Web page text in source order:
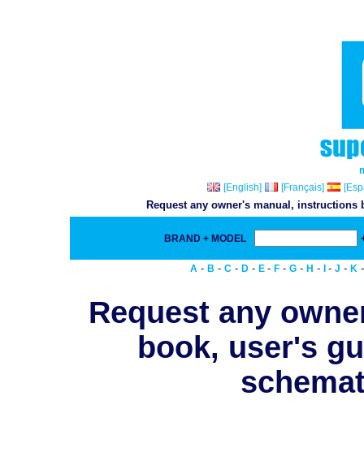
[English]
[Français]
Request any owner's manual,
BRAND + MODEL
A - B - C - D - E - F - G - H - - J - K
Request any
book, user's